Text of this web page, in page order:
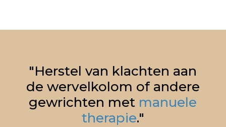
"Herstel van klachten aan
de wervelkolom of andere
gewrichten met manuele
therapie."